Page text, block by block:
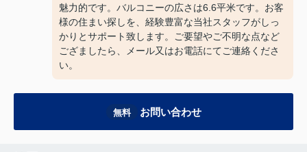
魅力的です。バルコニーの広さは6.6平米です。お客
様の住まい探しを、経験豊富な当社スタッフがしっ
かりとサポート致します。ご要望やご不明な点など
ござましたら、メール又はお電話にてご連絡くださ
い。
無料 お問い合わせ